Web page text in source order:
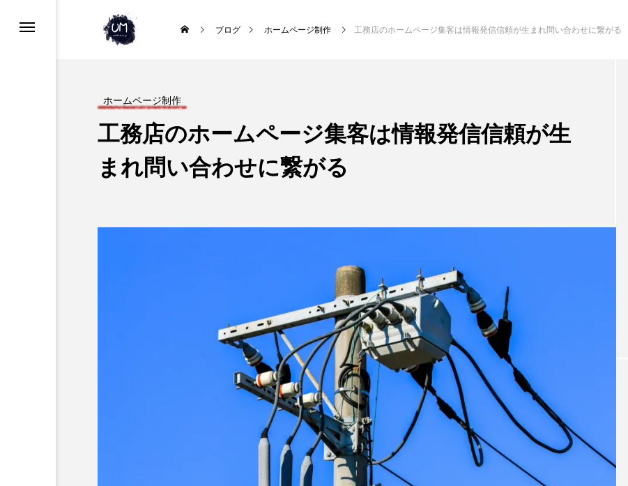
ブログ ホームページ制作 工務店のホームページ集客は情報発信信頼が生まれ問い合わせに繋がる
ホームページ制作
工務店のホームページ集客は情報発信信頼が生
まれ問い合わせに繋がる
地域密着の電気工事業におけるのSEO対
策、企業間で行われるリフォーム集客
リフォームSEO
総合電機の魅力を地域に届けるための検索
で見つけてもらうSEO